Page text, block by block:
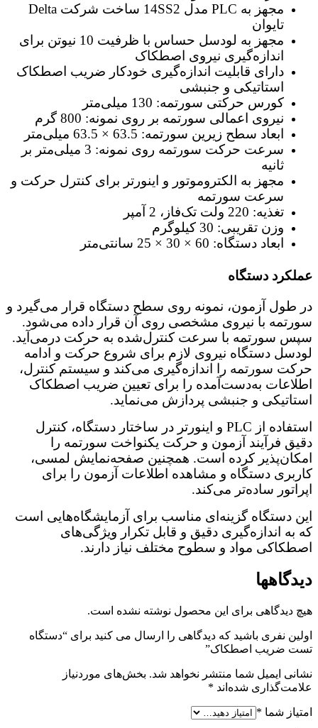
مجهز به PLC مدل 14SS2 ساخت شرکت Delta
تایوان
مجهز به لودسل حساس با ظرفیت 10 نیوتن برای
اندازه‌گیری نیروی اصطکاک
دارای قابلیت اندازه‌گیری خودکار ضریب اصطکاک
استاتیکی و جنبشی
کورس حرکتی سورتمه: 130 میلی‌متر
نیروی اعمالی سورتمه بر روی نمونه: 800 گرم
ابعاد سطح زیرین سورتمه: 63.5 × 63.5 میلی‌متر
سرعت حرکت سورتمه روی نمونه: 3 میلی‌متر بر
ثانیه
مجهز به الکتروموتور و اینورتر برای کنترل حرکت و
سرعت سورتمه
تغذیه: 220 ولت تک‌فاز، 2 آمپر
وزن تقریبی: 30 کیلوگرم
ابعاد دستگاه: 60 × 30 × 25 سانتی‌متر
عملکرد دستگاه
در طول آزمون، نمونه روی سطح دستگاه قرار می‌گیرد و
سورتمه با نیروی مشخصی روی آن قرار داده می‌شود.
سپس سورتمه با سرعت کنترل‌شده به حرکت درمی‌آید.
لودسل دستگاه نیروی لازم برای شروع حرکت و ادامه
حرکت سورتمه را اندازه‌گیری می‌کند و سیستم کنترل،
اطلاعات به‌دست‌آمده را برای تعیین ضریب اصطکاک
استاتیکی و جنبشی پردازش می‌نماید.
استفاده از PLC و اینورتر در ساختار دستگاه، کنترل
دقیق فرآیند آزمون و حرکت یکنواخت سورتمه را
امکان‌پذیر کرده است. همچنین صفحه‌نمایش لمسی،
کاربری دستگاه و مشاهده اطلاعات آزمون را برای
اپراتور ساده‌تر می‌کند.
این دستگاه گزینه‌ای مناسب برای آزمایشگاه‌هایی است
که به اندازه‌گیری دقیق و قابل تکرار ویژگی‌های
اصطکاکی مواد و سطوح مختلف نیاز دارند.
دیدگاهها
هیچ دیدگاهی برای این محصول نوشته نشده است.
اولین نفری باشید که دیدگاهی را ارسال می کنید برای “دستگاه
تست ضریب اصطکاک”
نشانی ایمیل شما منتشر نخواهد شد. بخش‌های موردنیاز
علامت‌گذاری شده‌اند *
امتیاز شما *